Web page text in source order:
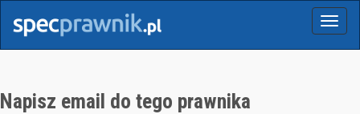
Menu
Napisz email do tego prawnika